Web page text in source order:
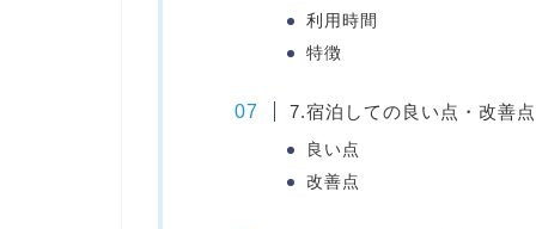
利用時間
特徴
7.宿泊しての良い点・改善点
良い点
改善点